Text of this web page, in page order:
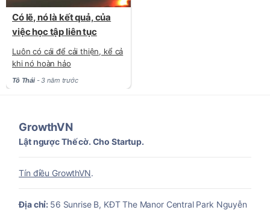
Có lẽ, nó là kết quả, của
việc học tập liên tục
Luôn có cái để cải thiện, kể cả
khi nó hoàn hảo
Tô Thái - 3 năm trước
GrowthVN
Lật ngược Thế cờ. Cho Startup.
Tín điều GrowthVN.
Địa chỉ: 56 Sunrise B, KĐT The Manor Central Park Nguyễn